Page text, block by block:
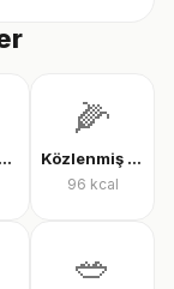
Yağsız mevsim salatası
🌽
Közlenmiş mısır
96 kcal
🥗